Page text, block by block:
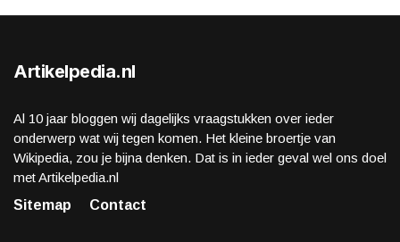
Artikelpedia.nl
Al 10 jaar bloggen wij dagelijks vraagstukken over ieder
onderwerp wat wij tegen komen. Het kleine broertje van
Wikipedia, zou je bijna denken. Dat is in ieder geval wel ons doel
met Artikelpedia.nl
Sitemap
Contact